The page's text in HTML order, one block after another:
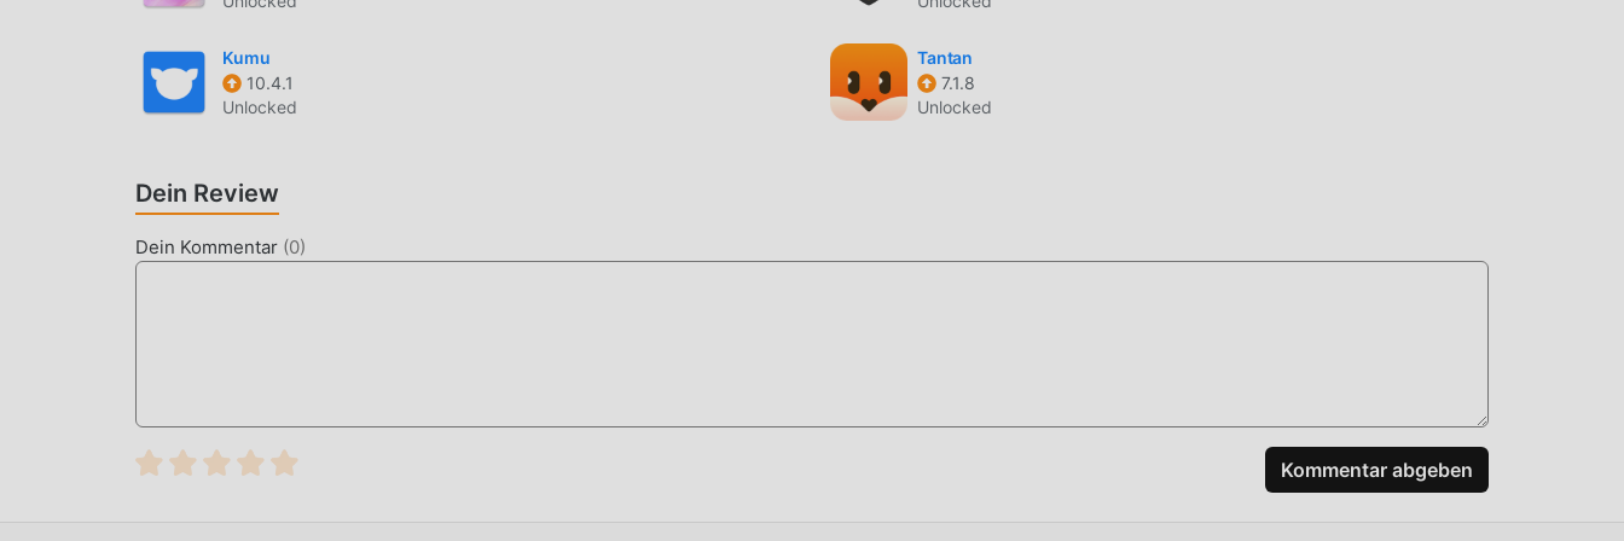
moddroid stellt nicht nur originale Jack'd 8.8.1 völlig kostenlos zur Verfügung, sondern hängt auch die Mod-Version
an, die Ihnen Free-Funktionen kostenlos zur Verfügung stellt, Sie können die höchste Stufe von Jack'd 8.8.1 mit
der umfassendsten Funktionalität. Darüber hinaus wurden alle Mods manuell von moddroid authentifiziert, es ist
100% kostenlos und verfügbar. Jetzt müssen Sie nur noch moddroid auf den Client herunterladen, Sie können die
Mod-Version Free Jack'd 8.8.1 mit einem Klick herunterladen und installieren und dann den Komfort von Jack'd!
JETZT DOWNLOADEN
kostenlose Mod-Version Jack'd 8.8.1 im Moddroid-Installationspaket direkt mit einem Klick herunterladen, und es
Kumu
10.4.1
Unlocked
Tantan
7.1.8
Unlocked
Dein Review
Dein Kommentar (0)
Kommentar abgeben